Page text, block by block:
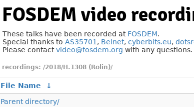
FOSDEM video
These talks have been recorded at FOSDEM.
Special thanks to AS35701 , Belnet, cyberbits.eu,
Please contactvideo@fosdem.org with any questions.
/2018/H.1308 (Rolin)/
File Name ↓
Parent directory/